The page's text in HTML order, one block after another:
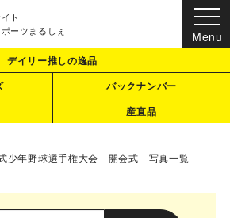
ト
ーツまるしぇ
デイリー推しの逸品
バックナンバー
産直品
少年野球選手権大会 開会式 写真一覧